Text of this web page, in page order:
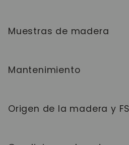
Muestras de madera
colección NordicStory, haga clic
Mantenimiento
apreciado por su carácter
evoluciona con el tiempo. Para
Origen de la madera y